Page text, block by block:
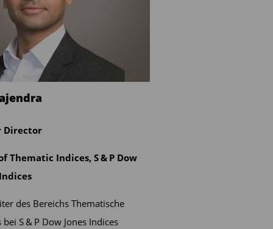
Director
Thematic Indices, S & P Dow
des Bereichs Thematische
bei S & P Dow Jones Indices